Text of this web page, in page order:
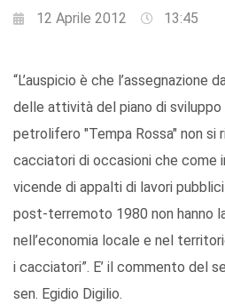
12 Aprile 2012 13:45
“L’auspicio è che l’assegnazione
delle attività del piano di
petrolifero "Tempa Rossa" non si
cacciatori di occasioni che come
vicende di appalti di lavori
post-terremoto 1980 non hanno
nell’economia locale e nel
i cacciatori”. E’ il commento del
sen. Egidio Digilio.